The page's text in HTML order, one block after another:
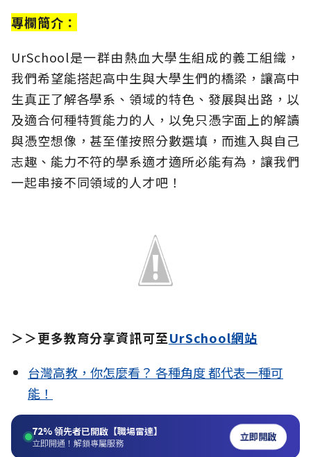
專欄簡介：
UrSchool是一群由熱血大學生組成的義工組織，
我們希望能搭起高中生與大學生們的橋梁，讓高中
生真正了解各學系、領域的特色、發展與出路，以
及適合何種特質能力的人，以免只憑字面上的解讀
與憑空想像，甚至僅按照分數選填，而進入與自己
志趣、能力不符的學系適才適所必能有為，讓我們
一起串接不同領域的人才吧！
＞＞更多教育分享資訊可至UrSchool網站
台灣高教，你怎麼看？ 各種角度 都代表一種可
能！
72%領先者已開啟【職場雷達】
立即開通！解鎖專屬服務 立即開啟